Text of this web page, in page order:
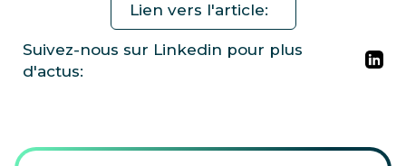
Lien vers l'article:
Suivez-nous sur Linkedin pour plus
d'actus: